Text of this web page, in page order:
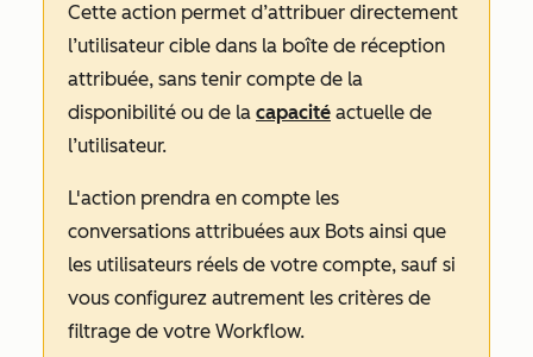
Cette action permet d’attribuer directement
l’utilisateur cible dans la boîte de réception
attribuée, sans tenir compte de la
disponibilité ou de la capacité actuelle de
l’utilisateur.
L'action prendra en compte les
conversations attribuées aux Bots ainsi que
les utilisateurs réels de votre compte, sauf si
vous configurez autrement les critères de
filtrage de votre Workflow.